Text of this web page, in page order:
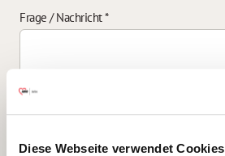
Diese Webseite verwendet Cookies
Frage / Nachricht*